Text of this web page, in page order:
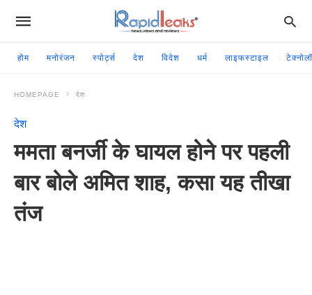
होम मनोरंजन स्पोर्ट्स देश विदेश धर्म लाइफस्टाइल
HOMEPAGE देश
देश
ममता बनर्जी के घायल होने पर पहली
बार बोले अमित शाह, कसा यह तीखा
तंज